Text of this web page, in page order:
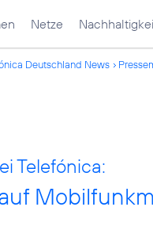
Netze
Deutschland News
Telefónica: